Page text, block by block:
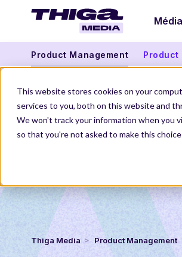
This website stores cookies on your
services to you, both on this website and
We won't track your information when you
so that you're not asked to make this choice
Média
Product Management Product
Thiga Media Product Management